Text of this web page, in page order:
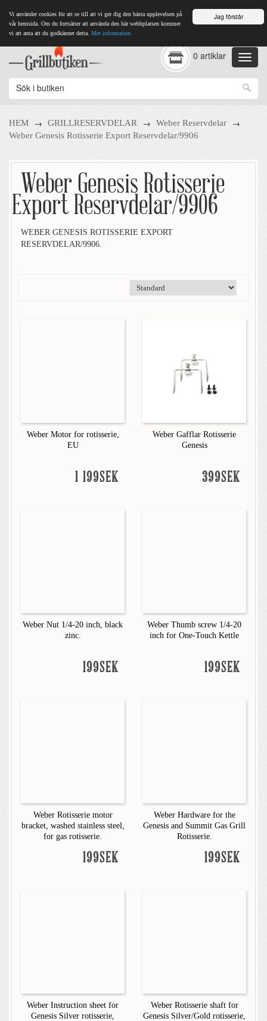
Jag förstår
Vi använder cookies för att se till att vi ger dig den bästa upplevelsen på
vår hemsida. Om du fortsätter att använda den här webbplatsen kommer
vi att anta att du godkänner detta. Mer information
0 artiklar
HEM → GRILLRESERVDELAR → Weber Reservdelar →
Weber Genesis Rotisserie Export Reservdelar/9906
Weber Genesis Rotisserie
Export Reservdelar/9906
WEBER GENESIS ROTISSERIE EXPORT
RESERVDELAR/9906.
Weber Motor for rotisserie,
EU
1 199SEK
Weber Gafflar Rotisserie
Genesis
399SEK
Weber Nut 1/4-20 inch, black
zinc.
199SEK
Weber Thumb screw 1/4-20
inch for One-Touch Kettle
199SEK
Weber Rotisserie motor
bracket, washed stainless steel,
for gas rotisserie.
199SEK
Weber Hardware for the
Genesis and Summit Gas Grill
Rotisserie.
199SEK
Weber Instruction sheet for
Genesis Silver rotisserie,
Weber Rotisserie shaft for
Genesis Silver/Gold rotisserie,